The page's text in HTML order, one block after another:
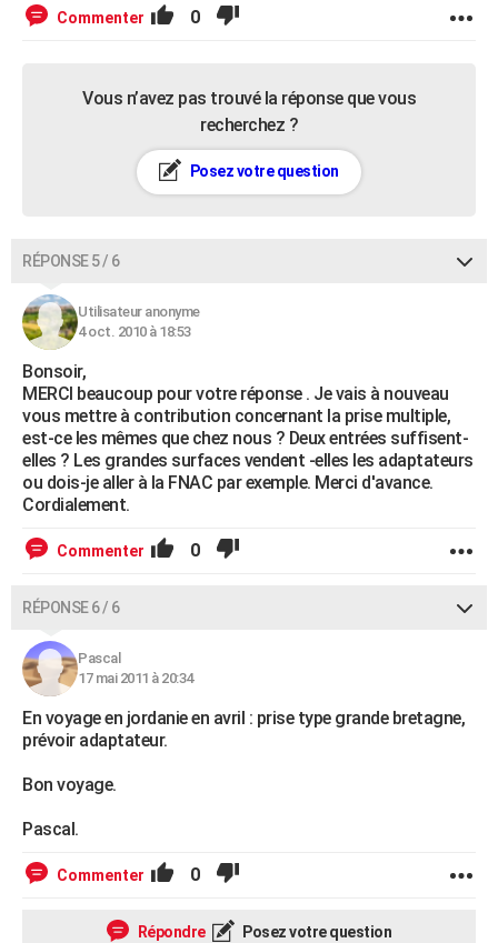
Commenter 0
Vous n’avez pas trouvé la réponse que vous
recherchez ?
Posez votre question
RÉPONSE 5 / 6
Utilisateur anonyme
4 oct. 2010 à 18:53
Bonsoir,
MERCI beaucoup pour votre réponse . Je vais à nouveau
vous mettre à contribution concernant la prise multiple,
est-ce les mêmes que chez nous ? Deux entrées suffisent-
elles ? Les grandes surfaces vendent -elles les adaptateurs
ou dois-je aller à la FNAC par exemple. Merci d'avance.
Cordialement.
Commenter 0
RÉPONSE 6 / 6
Pascal
17 mai 2011 à 20:34
En voyage en jordanie en avril : prise type grande bretagne,
prévoir adaptateur.
Bon voyage.
Pascal.
Commenter 0
Répondre Posez votre question